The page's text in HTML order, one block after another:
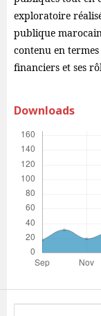
exploratoire
publique
contenu en
financiers et ses
Downloads